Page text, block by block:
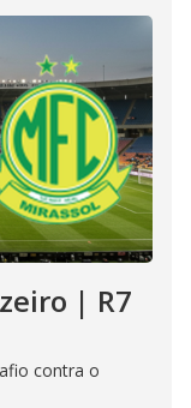
| R7
contra o